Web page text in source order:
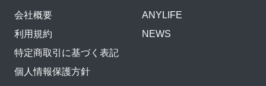
会社概要
利用規約
特定商取引に基づく表記
個人情報保護方針
ANYLIFE
NEWS